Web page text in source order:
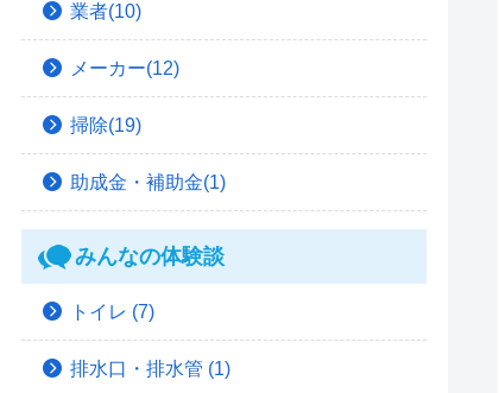
業者(10)
メーカー(12)
掃除(19)
助成金・補助金(1)
みんなの体験談
トイレ (7)
排水口・排水管 (1)